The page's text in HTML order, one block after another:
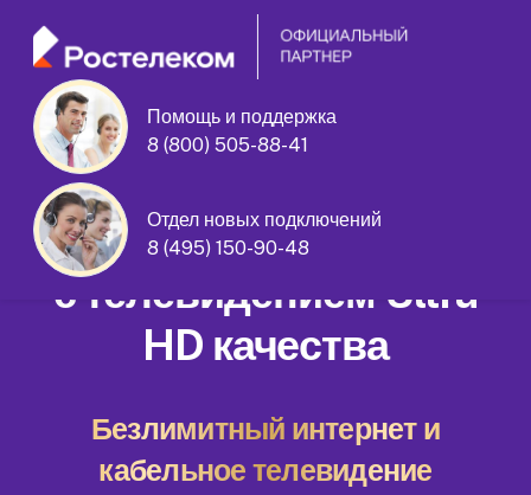
Помощь и поддержка
8 (800) 505-88-41
Отдел новых подключений
8 (495) 150-90-48
улица Верхние Поля дом 5 корпус 3
Домашний интернет
с телевидением Ultra
HD качества
Безлимитный интернет и
кабельное телевидение